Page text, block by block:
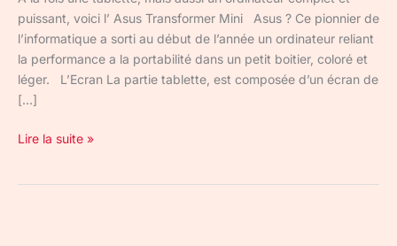
puissant, voici l’ Asus Transformer Mini Asus ? Ce pionnier de
l’informatique a sorti au début de l’année un ordinateur reliant
la performance a la portabilité dans un petit boitier, coloré et
léger. L’Ecran La partie tablette, est composée d’un écran de
[…]
Lire la suite »